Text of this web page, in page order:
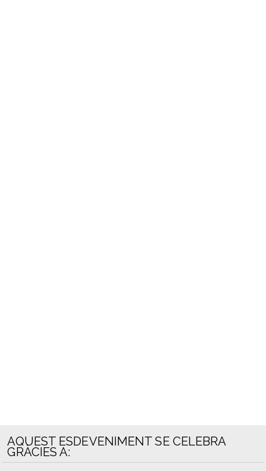
AQUEST ESDEVENIMENT SE CELEBRA
GRÀCIES A: